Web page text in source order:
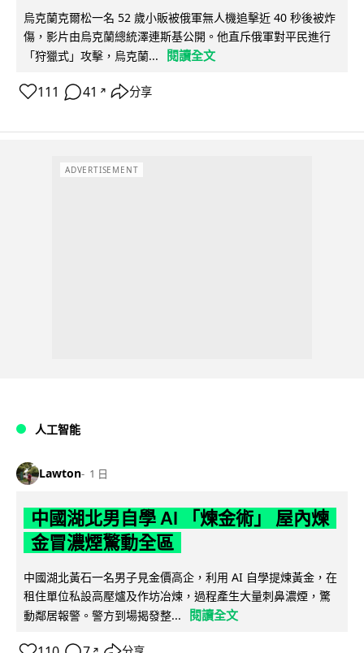
烏克蘭克爾松一名 52 歲小販被俄軍無人機追擊近 40 秒後被炸
傷，影片由烏克蘭總統澤連斯基公開。他直斥俄軍對平民進行
「狩獵式」攻擊，烏克蘭...
閱讀全文
111 41 ↗ 分享
ADVERTISEMENT
人工智能
Lawton 1 日
中國湖北男自學 AI 「煉金術」 屋內煉
金冒濃煙驚動全區
中國湖北黃石一名男子見金價高企，利用 AI 自學提煉黃金，在
租住單位私設高壓爐及作坊冶煉，過程產生大量刺鼻濃煙，驚
動鄰居報警。警方到場揭發整...
閱讀全文